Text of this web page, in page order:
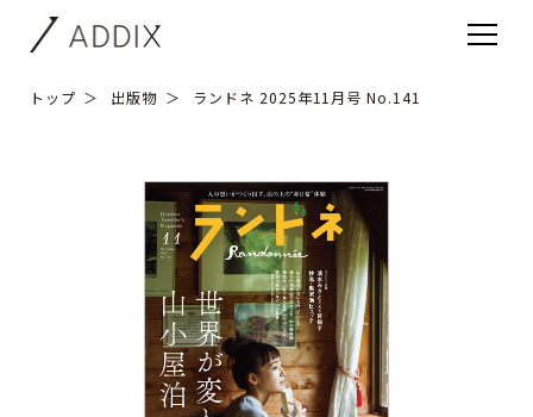
トップ 出版物 ランドネ 2025年11月号 No.141